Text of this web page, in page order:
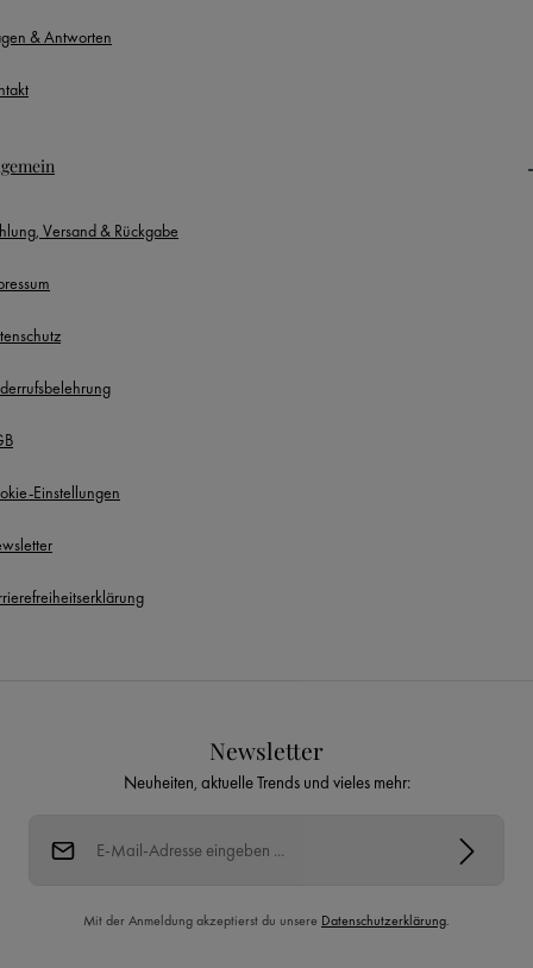
& Antworten
Versand & Rückgabe
Einstellungen
Newsletter
Neuheiten, aktuelle Trends und vieles mehr:
Mit der Anmeldung akzeptierst du unsere Datenschutzerklärung.